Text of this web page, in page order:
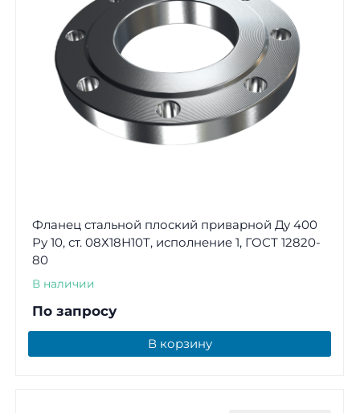
Фланец стальной плоский приварной Ду 400
Ру 10, ст. 08Х18Н10Т, исполнение 1, ГОСТ 12820-
80
В наличии
По запросу
В корзину